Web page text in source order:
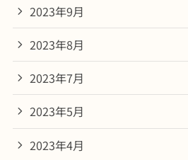
2023年9月
2023年8月
2023年7月
2023年5月
2023年4月